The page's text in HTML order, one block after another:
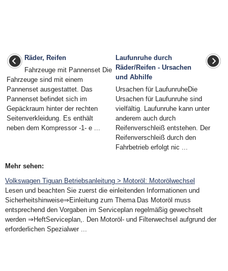
Räder, Reifen
Fahrzeuge mit Pannenset Die
Fahrzeuge sind mit einem
Pannenset ausgestattet. Das
Pannenset befindet sich im
Gepäckraum hinter der rechten
Seitenverkleidung. Es enthält
neben dem Kompressor -1- e ...
Laufunruhe durch
Räder/Reifen - Ursachen
und Abhilfe
Ursachen für LaufunruheDie
Ursachen für Laufunruhe sind
vielfältig. Laufunruhe kann unter
anderem auch durch
Reifenverschleiß entstehen. Der
Reifenverschleiß durch den
Fahrbetrieb erfolgt nic ...
Mehr sehen:
Volkswagen Tiguan Betriebsanleitung > Motoröl: Motorölwechsel
Lesen und beachten Sie zuerst die einleitenden Informationen und
Sicherheitshinweise⇒Einleitung zum Thema Das Motoröl muss
entsprechend den Vorgaben im Serviceplan regelmäßig gewechselt
werden ⇒HeftServiceplan,. Den Motoröl- und Filterwechsel aufgrund der
erforderlichen Spezialwer ...